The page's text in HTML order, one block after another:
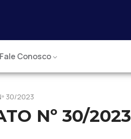
Fale Conosco
30/2023
Nº 30/2023